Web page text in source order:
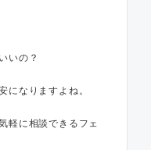
いの？
になりますよね。
軽に相談できるフェ